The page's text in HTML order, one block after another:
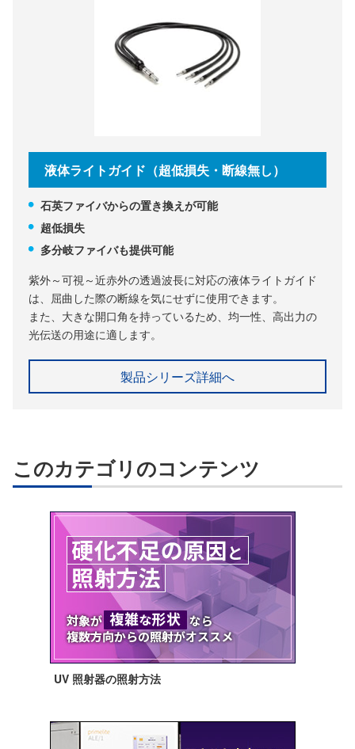
液体ライトガイド（超低損失・断線無し）
石英ファイバからの置き換えが可能
超低損失
多分岐ファイバも提供可能
紫外～可視～近赤外の透過波長に対応の液体ライトガイド
は、屈曲した際の断線を気にせずに使用できます。
また、大きな開口角を持っているため、均一性、高出力の
光伝送の用途に適します。
製品シリーズ詳細へ
このカテゴリのコンテンツ
UV 照射器の照射方法